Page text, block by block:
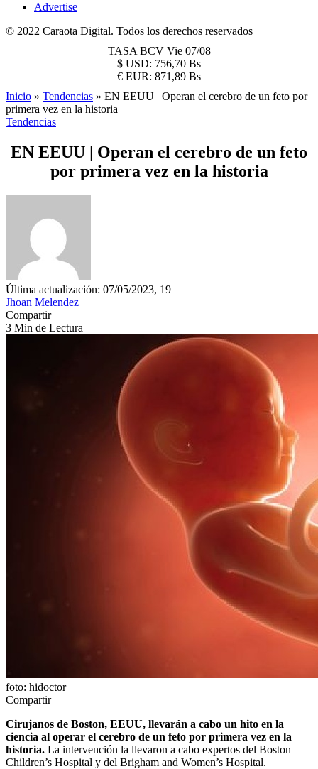
Advertise
© 2022 Caraota Digital. Todos los derechos reservados
TASA BCV Vie 07/08
$ USD: 756,70 Bs
€ EUR: 871,89 Bs
Inicio » Tendencias » EN EEUU | Operan el cerebro de un feto por
primera vez en la historia
Tendencias
EN EEUU | Operan el cerebro de un feto
por primera vez en la historia
Última actualización: 07/05/2023, 19
Jhoan Melendez
Compartir
3 Min de Lectura
foto: hidoctor
Compartir
Cirujanos de Boston, EEUU, llevarán a cabo un hito en la
ciencia al operar el cerebro de un feto por primera vez en la
historia. La intervención la llevaron a cabo expertos del Boston
Children’s Hospital y del Brigham and Women’s Hospital.